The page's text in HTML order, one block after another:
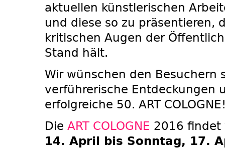
aktuellen künstlerischen
und diese so zu präsentieren,
kritischen Augen der
Stand hält.
Wir wünschen den Besuchern
verführerische Entdeckungen
erfolgreiche 50. ART
Die ART COLOGNE 2016 findet
14. April bis Sonntag, 17.